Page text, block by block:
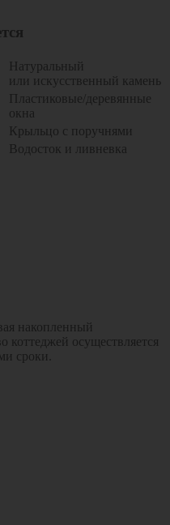
Натуральный
или искусственный камень
Пластиковые/деревянные
окна
Крыльцо с поручнями
Водосток и ливневка
накопленный
коттеджей осуществляется
сроки.